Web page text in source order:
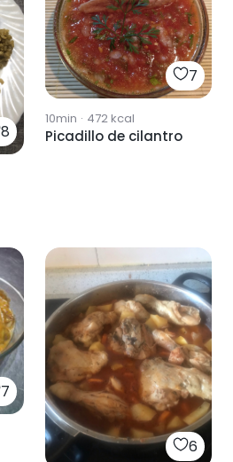
8
7
10min · 472kcal
Picadillo de cilantro
7
6